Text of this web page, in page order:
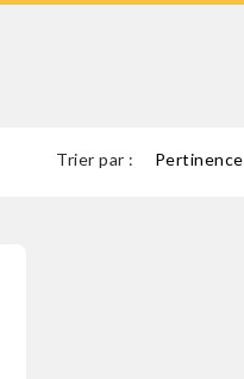
Trier par : Pertinence